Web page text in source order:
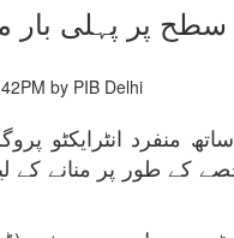
پر پہلی بار
by PIB Delhi
منفرد انٹرایکٹو